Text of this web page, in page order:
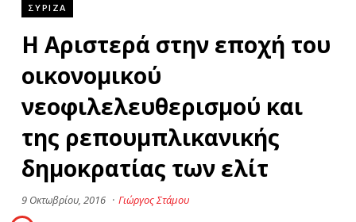
ΣΥΡΙΖΑ
Η Aριστερά στην εποχή του
οικονομικού
νεοφιλελευθερισμού και
της ρεπουμπλικανικής
δημοκρατίας των ελίτ
9 Οκτωβρίου, 2016 · Γιώργος Στάμου